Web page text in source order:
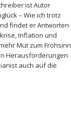
ist Autor
– Wie ich trotz
findet er Antworten
Inflation und
Mut zum Frohsinn
Herausforderungen
auch auf die